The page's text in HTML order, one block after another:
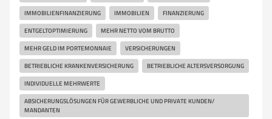
IMMOBILIENFINANZIERUNG IMMOBILIEN FINANZIERUNG
ENTGELTOPTIMIERUNG MEHR NETTO VOM BRUTTO
MEHR GELD IM PORTEMONNAIE VERSICHERUNGEN
BETRIEBLICHE KRANKENVERSICHERUNG BETRIEBLICHE ALTERSVERSORGUNG
INDIVIDUELLE MEHRWERTE
ABSICHERUNGSLÖSUNGEN FÜR GEWERBLICHE UND PRIVATE KUNDEN/
MANDANTEN